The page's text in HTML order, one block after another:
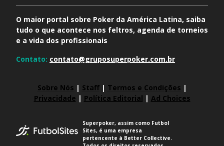
O maior portal sobre Poker da América Latina, saiba
tudo o que acontece nos feltros, agenda de torneios
e a vida dos profissionais
Contato: contato@gruposuperpoker.com.br
Sobre Nós | Staff| Termos e Condições |
Privacidade | Política Editorial | Ad Choices
Superpoker, assim como Futbol
Sites, é uma empresa
pertencente à Better Collective.